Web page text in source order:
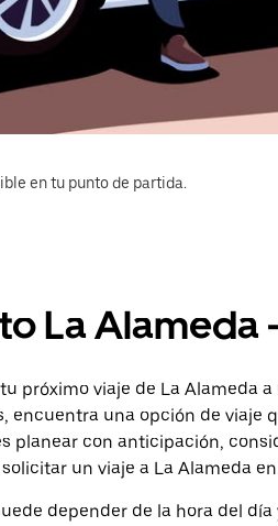
en tu punto de partida.
La Alameda
próximo viaje de La Alameda
encuentra una opción de viaje
planear con anticipación,
un viaje a La Alameda
depender de la hora del